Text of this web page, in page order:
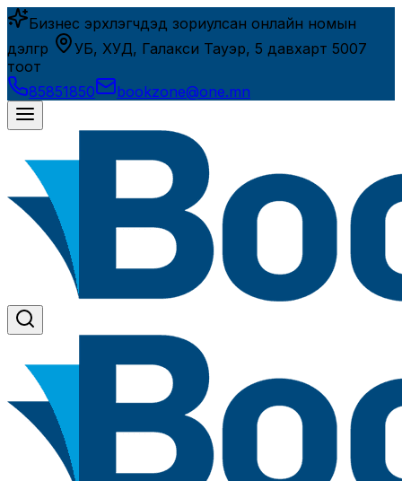
Бизнес эрхлэгчдэд зориулсан онлайн номын
дэлгүүр
УБ, ХУД, Галакси Тауэр, 5 давхарт 5007
тоот
85851850
bookzone@one.mn